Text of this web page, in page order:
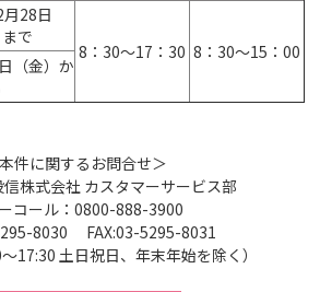
28日
まで
8：30～17：30 8：30～15：00
（金）か
件に関するお問合せ＞
株式会社 カスタマーサービス部
コール：0800-888-3900
8030 FAX:03-5295-8031
～17:30 土日祝日、年末年始を除く）